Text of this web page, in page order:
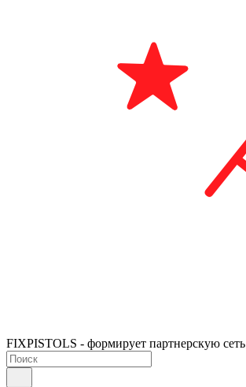
FIXPISTOLS - формирует партнерскую сеть